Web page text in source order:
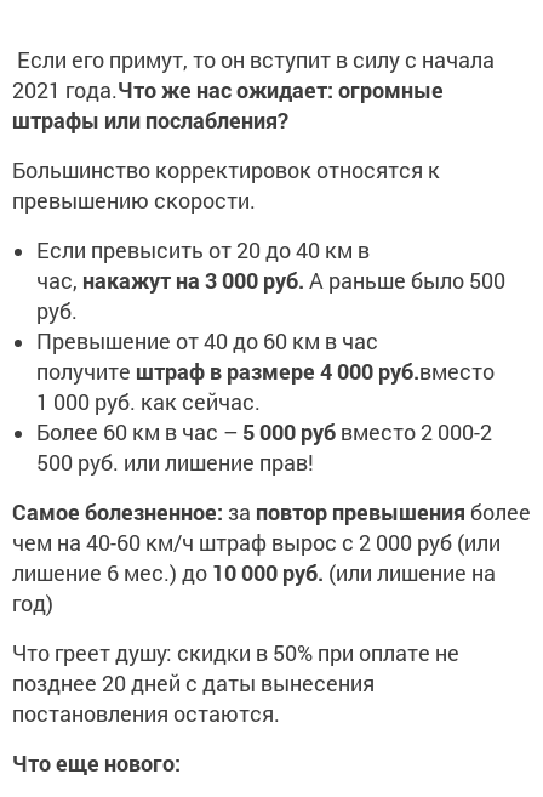
Если его примут, то он вступит в силу с начала
2021 года.Что же нас ожидает: огромные
штрафы или послабления?
Большинство корректировок относятся к
превышению скорости.
Если превысить от 20 до 40 км в
час, накажут на 3 000 руб. А раньше было 500
руб.
Превышение от 40 до 60 км в час
получите штраф в размере 4 000 руб.вместо
1 000 руб. как сейчас.
Более 60 км в час – 5 000 руб вместо 2 000-2
500 руб. или лишение прав!
Самое болезненное: за повтор превышения более
чем на 40-60 км/ч штраф вырос с 2 000 руб (или
лишение 6 мес.) до 10 000 руб. (или лишение на
год)
Что греет душу: скидки в 50% при оплате не
позднее 20 дней с даты вынесения
постановления остаются.
Что еще нового: